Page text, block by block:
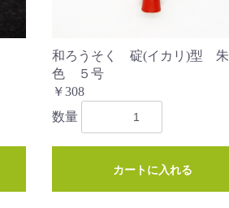
和ろうそく 碇(イカリ)型 朱
色 ５号
￥308
数量
カートに入れる